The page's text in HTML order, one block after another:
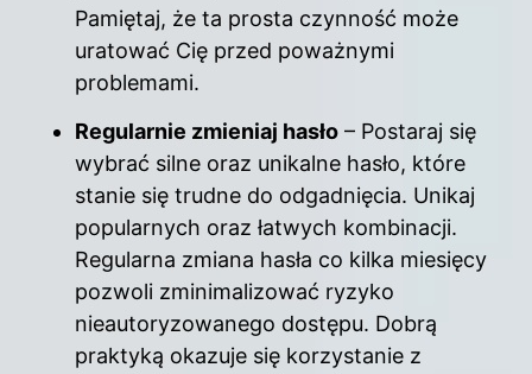
Pamiętaj, że ta prosta czynność może
uratować Cię przed poważnymi
problemami.
Regularnie zmieniaj hasło – Postaraj się
wybrać silne oraz unikalne hasło, które
stanie się trudne do odgadnięcia. Unikaj
popularnych oraz łatwych kombinacji.
Regularna zmiana hasła co kilka miesięcy
pozwoli zminimalizować ryzyko
nieautoryzowanego dostępu. Dobrą
praktyką okazuje się korzystanie z